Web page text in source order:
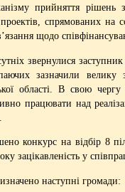
прийняття рішень
спрямованих на
щодо
звернулися
зазначили велику
області. В свою
працювати над
конкурс на відбір 8
зацікавленість у
наступні громади: